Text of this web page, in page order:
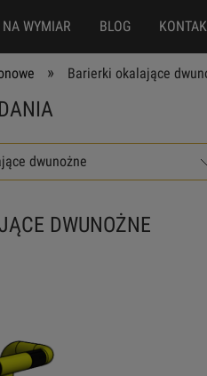
WYMIAR BLOG
» Barierki okalające
dwunożne
DWUNOŻNE